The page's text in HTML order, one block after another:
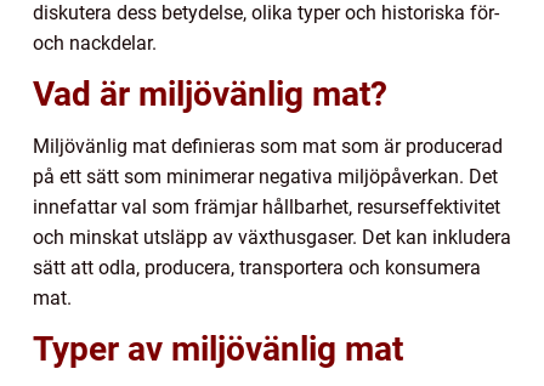
diskutera dess betydelse, olika typer och historiska för-
och nackdelar.
Vad är miljövänlig mat?
Miljövänlig mat definieras som mat som är producerad
på ett sätt som minimerar negativa miljöpåverkan. Det
innefattar val som främjar hållbarhet, resurseffektivitet
och minskat utsläpp av växthusgaser. Det kan inkludera
sätt att odla, producera, transportera och konsumera
mat.
Typer av miljövänlig mat